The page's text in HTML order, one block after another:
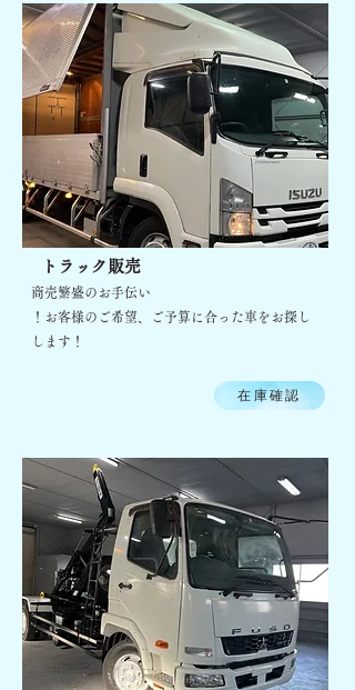
トラック販売
商売繁盛のお手伝い
！ お客様のご希望、ご予算に合った車をお探し
します！
在庫確認